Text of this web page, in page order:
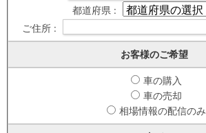
都道府県 :
ご住所 :
お客様のご希望
車の購入
車の売却
相場情報の配信のみ